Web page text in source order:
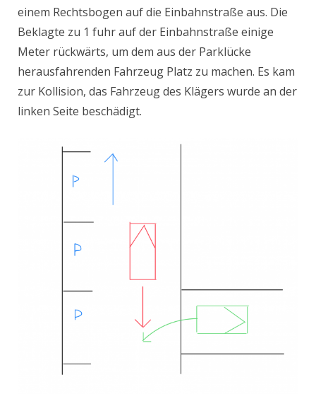
einem Rechtsbogen auf die Einbahnstraße aus. Die
Beklagte zu 1 fuhr auf der Einbahnstraße einige
Meter rückwärts, um dem aus der Parklücke
herausfahrenden Fahrzeug Platz zu machen. Es kam
zur Kollision, das Fahrzeug des Klägers wurde an der
linken Seite beschädigt.